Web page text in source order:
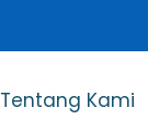
Tentang Kami